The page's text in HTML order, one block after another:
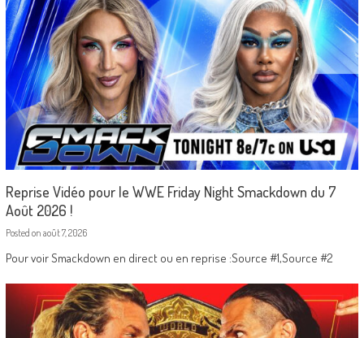
Reprise Vidéo pour le WWE Friday Night Smackdown du 7
Août 2026 !
Posted on août 7, 2026
Pour voir Smackdown en direct ou en reprise :Source #1,Source #2